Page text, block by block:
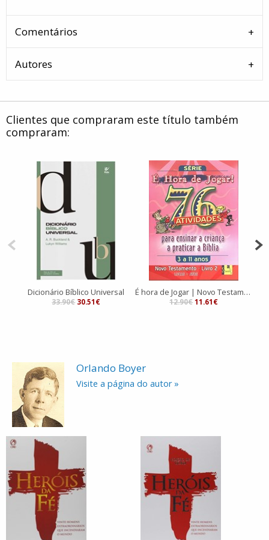
Comentários
Autores
Clientes que compraram este título também
compraram:
Dicionário Bíblico Universal
33.90€ 30.51€
É hora de Jogar | Novo Testamento | livro 2 | Lucas e Atos | 76 Atividades
12.90€ 11.61€
Orlando Boyer
Visite a página do autor »